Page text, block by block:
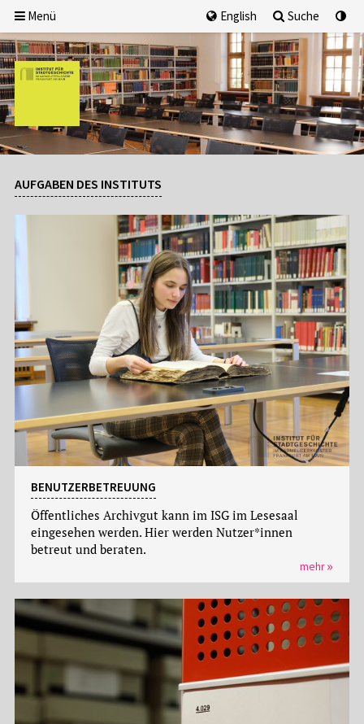
Menü English Suche
AUFGABEN DES INSTITUTS
BENUTZERBETREUUNG
Öffentliches Archivgut kann im ISG im Lesesaal
eingesehen werden. Hier werden Nutzer*innen
betreut und beraten.
mehr